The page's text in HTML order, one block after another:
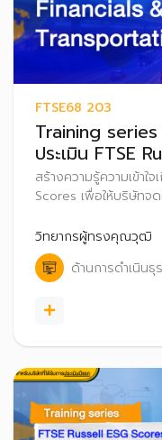
FTSE68 203
Training series
ประเมิน FTSE
สร้างความรู้ความเข้าใ
Scores เพื่อให้บริษัทจ
Scores สู่สาธารณะ ตั้ง
วิทยากรผู้ทรงคุณวุฒิ
ด้านการดำเนิน